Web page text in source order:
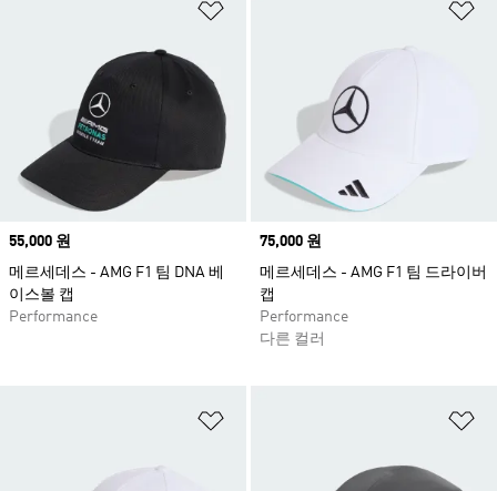
Price
55,000 원
메르세데스 - AMG F1 팀 DNA 베
이스볼 캡
Performance
Price
75,000 원
메르세데스 - AMG F1 팀 드라이버
캡
Performance
다른 컬러